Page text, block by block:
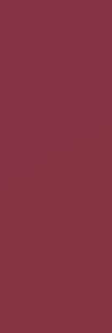
grâce à la
de MySQL